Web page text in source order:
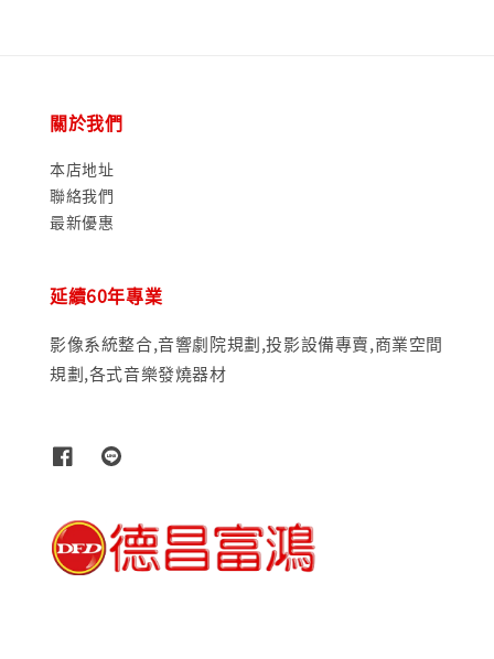
關於我們
本店地址
聯絡我們
最新優惠
延續60年專業
影像系統整合,音響劇院規劃,投影設備專賣,商業空間
規劃,各式音樂發燒器材